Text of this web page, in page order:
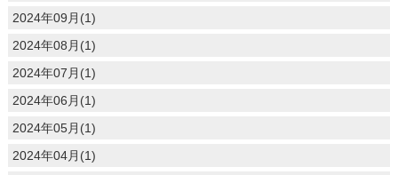
2024年09月(1)
2024年08月(1)
2024年07月(1)
2024年06月(1)
2024年05月(1)
2024年04月(1)